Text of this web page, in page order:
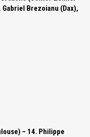
Brezoianu (Dax),
– 14. Philippe